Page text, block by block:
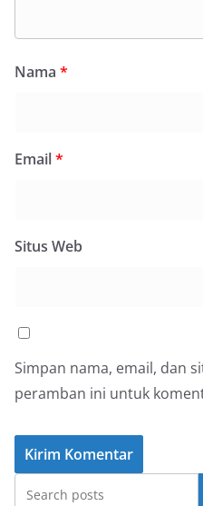
Nama *
Email*
Situs Web
Simpan nama, email, dan
peramban ini untuk